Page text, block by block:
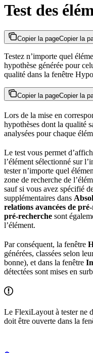
Test des
Copier la pageCopier la
Testez n’importe quel
hypothèse générée pour
qualité dans la fenêtre
Copier la pageCopier la
Lors de la mise en
hypothèses dont la qualité
analysées pour chaque
Le test vous permet
l’élément sélectionné sur
tester n’importe quel
zone de recherche de
sauf si vous avez spécifié
supplémentaires dans
relations avancées de
pré-recherche sont
l’élément.
Par conséquent, la fenêtre
générées, classées selon
bonne), et dans la fenêtre
détectées sont mises en
Le FlexiLayout à tester ne
doit être ouverte dans la